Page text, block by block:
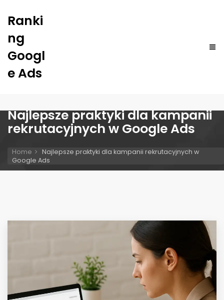
Ranki
ng
Googl
e Ads
Najlepsze praktyki dla kampanii
rekrutacyjnych w Google Ads
Home
Najlepsze praktyki dla kampanii rekrutacyjnych w
Google Ads